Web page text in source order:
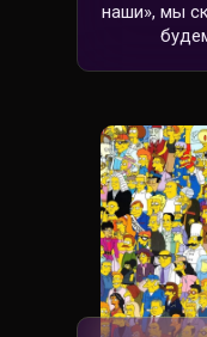
наши», мы